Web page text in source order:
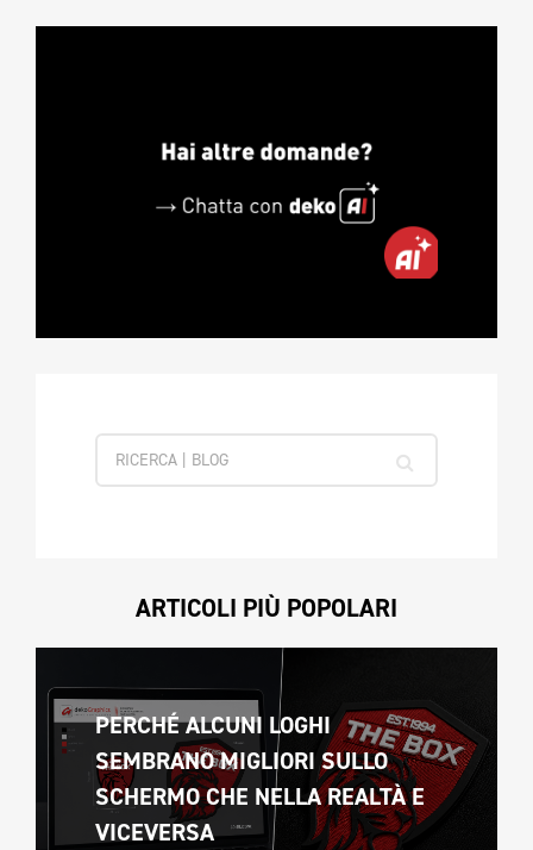
ARTICOLI PIÙ POPOLARI
PERCHÉ ALCUNI LOGHI
SEMBRANO MIGLIORI SULLO
SCHERMO CHE NELLA REALTÀ E
VICEVERSA